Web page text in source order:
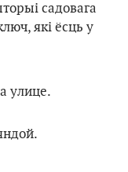
садовага
які ёсць у